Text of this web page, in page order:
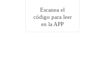
Escanea el
código para leer
en la APP